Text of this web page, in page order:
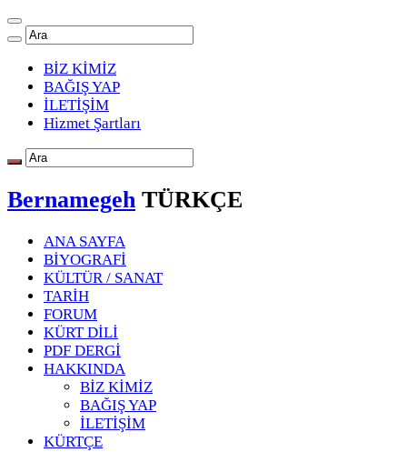
BİZ KİMİZ
BAĞIŞ YAP
İLETİŞİM
Hizmet Şartları
Bernamegeh TÜRKÇE
ANA SAYFA
BİYOGRAFİ
KÜLTÜR / SANAT
TARİH
FORUM
KÜRT DİLİ
PDF DERGİ
HAKKINDA
BİZ KİMİZ
BAĞIŞ YAP
İLETİŞİM
KÜRTÇE